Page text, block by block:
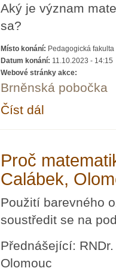
Aký je význam
sa?
Místo konání: Pedagogická
Datum konání: 11.10.2023 - 14:15
Webové stránky akce:
Brněnská pobočka
Číst dál
Proč
Calábek,
Použití barevného
soustředit se na
Přednášející:
Olomouc